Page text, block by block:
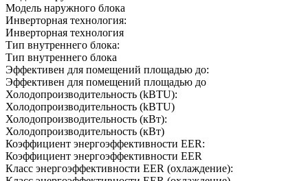
Модель наружного блока
Инверторная технология:
Инверторная технология
Тип внутреннего блока:
Тип внутреннего блока
Эффективен для помещений площадью до:
Эффективен для помещений площадью до
Холодопроизводительность (kBTU):
Холодопроизводительность (kBTU)
Холодопроизводительность (кВт):
Холодопроизводительность (кВт)
Коэффициент энергоэффективности EER:
Коэффициент энергоэффективности EER
Класс энергоэффективности EER (охлаждение):